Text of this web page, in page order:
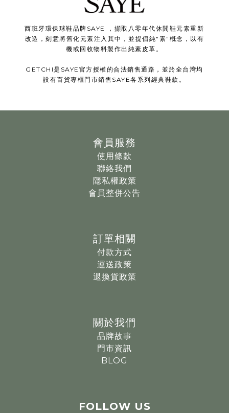
西班牙環保球鞋品牌SAYE ，擷取八零年代休閒鞋元素重新
改造，刻意將舊化元素注入其中，並提倡純"素"概念，以有
機或回收物料製作出純素皮革。
GETCHI是SAYE官方授權的合法銷售通路，並於全台灣均
設有百貨專櫃門市銷售SAYE各系列經典鞋款。
會員服務
使用條款
聯絡我們
隱私權政策
會員整併公告
訂單相關
付款方式
運送政策
退換貨政策
關於我們
品牌故事
門市資訊
BLOG
FOLLOW US